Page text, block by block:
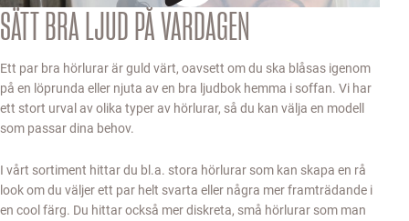
SÄTT BRA LJUD PÅ VARDAGEN
Ett par bra hörlurar är guld värt, oavsett om du ska blåsas igenom
på en löprunda eller njuta av en bra ljudbok hemma i soffan. Vi har
ett stort urval av olika typer av hörlurar, så du kan välja en modell
som passar dina behov.
I vårt sortiment hittar du bl.a. stora hörlurar som kan skapa en rå
look om du väljer ett par helt svarta eller några mer framträdande i
en cool färg. Du hittar också mer diskreta, små hörlurar som man